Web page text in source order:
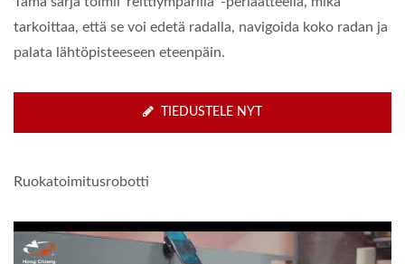
tarkoittaa, että se voi edetä radalla, navigoida koko radan ja
palata lähtöpisteeseen eteenpäin.
TIEDUSTELE NYT
Ruokatoimitusrobotti